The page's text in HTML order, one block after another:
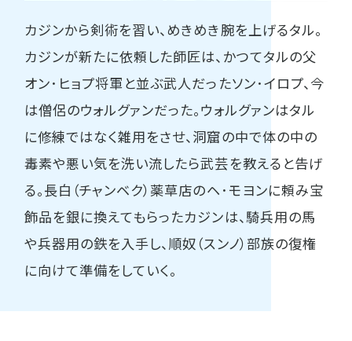
カジンから剣術を習い、めきめき腕を上げるタル。
カジンが新たに依頼した師匠は、かつてタルの父
オン･ヒョプ将軍と並ぶ武人だったソン･イロプ、今
は僧侶のウォルグァンだった。ウォルグァンはタル
に修練ではなく雑用をさせ、洞窟の中で体の中の
毒素や悪い気を洗い流したら武芸を教えると告げ
る。長白（チャンベク）薬草店のヘ･モヨンに頼み宝
飾品を銀に換えてもらったカジンは、騎兵用の馬
や兵器用の鉄を入手し、順奴（スンノ）部族の復権
に向けて準備をしていく。